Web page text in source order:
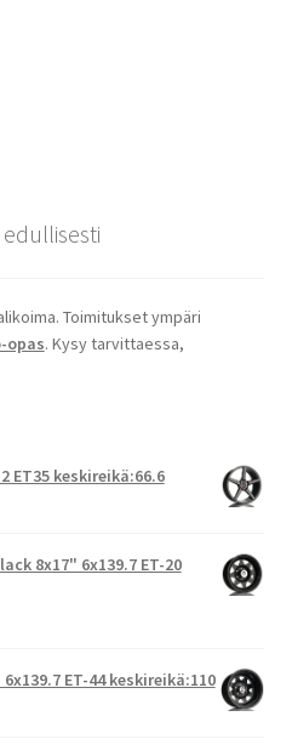
Toimitukset ympäri
opas. Kysy tarvittaessa,
ET35 keskireikä:66.6
8x17" 6x139.7 ET-20
ET-44 keskireikä:110